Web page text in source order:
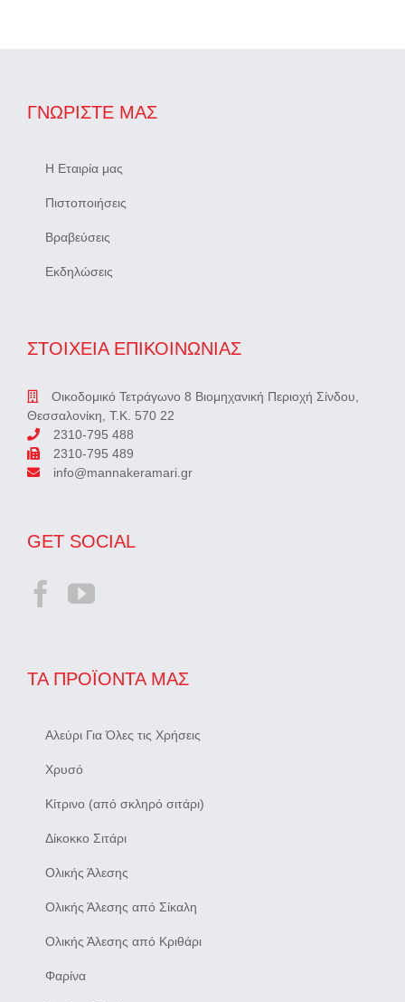
ΓΝΩΡΊΣΤΕ ΜΑΣ
Η Εταιρία μας
Πιστοποιήσεις
Βραβεύσεις
Εκδηλώσεις
ΣΤΟΙΧΕΙΑ ΕΠΙΚΟΙΝΩΝΙΑΣ
Οικοδομικό Τετράγωνο 8 Βιομηχανική Περιοχή Σίνδου,
Θεσσαλονίκη, Τ.Κ. 570 22
2310-795 488
2310-795 489
info@mannakeramari.gr
GET SOCIAL
ΤΑ ΠΡΟΪΌΝΤΑ ΜΑΣ
Αλεύρι Για Όλες τις Χρήσεις
Χρυσό
Κίτρινο (από σκληρό σιτάρι)
Δίκοκκο Σιτάρι
Ολικής Άλεσης
Ολικής Άλεσης από Σίκαλη
Ολικής Άλεσης από Κριθάρι
Φαρίνα